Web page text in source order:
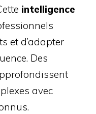
intelligence
et d’adapter
Des
avec